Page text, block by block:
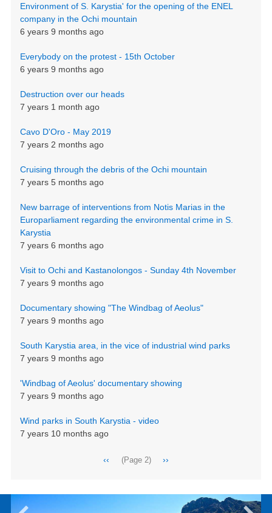
Environment of S. Karystia' for the opening of the ENEL
company in the Ochi mountain
6 years 9 months ago
Everybody on the protest - 15th October
6 years 9 months ago
Destruction over our heads
7 years 1 month ago
Cavo D'Oro - May 2019
7 years 2 months ago
Cruising through the debris of the Ochi mountain
7 years 5 months ago
New barrage of interventions from Notis Marias in the
Europarliament regarding the environmental crime in S.
Karystia
7 years 6 months ago
Visit to Ochi and Kastanolongos - Sunday 4th November
7 years 9 months ago
Documentary showing "The Windbag of Aeolus"
7 years 9 months ago
South Karystia area, in the vice of industrial wind parks
7 years 9 months ago
'Windbag of Aeolus' documentary showing
7 years 9 months ago
Wind parks in South Karystia - video
7 years 10 months ago
Previous
‹‹ (Page 2)
Next
››